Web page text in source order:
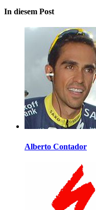
In diesem Post
Alberto Contador